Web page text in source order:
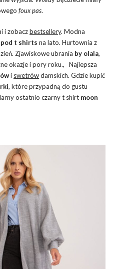
foux pas.
i zobaczbestsellery. Modna
pod t shirts na lato. Hurtownia z
Zjawiskowe ubrania by olala,
okazje i pory roku., Najlepsza
i swetrówdamskich. Gdzie kupić
, które przypadną do gustu
ostatnio czarny t shirt moon